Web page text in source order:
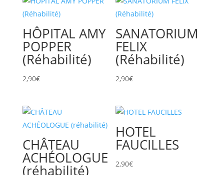
HÔPITAL AMY
POPPER
(Réhabilité)
2,90€
SANATORIUM
FELIX
(Réhabilité)
2,90€
CHÂTEAU
ACHÉOLOGUE
(réhabilité)
HOTEL
FAUCILLES
2,90€